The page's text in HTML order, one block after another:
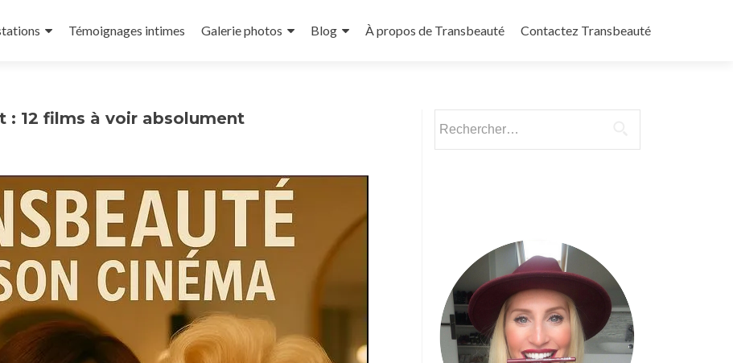
Témoignages intimes Galerie photos Blog À propos de Transbeauté Contactez Transbeauté
: 12 films à voir absolument